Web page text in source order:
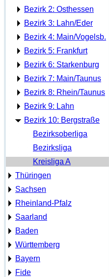
Bezirk 2: Osthessen
Bezirk 3: Lahn/Eder
Bezirk 4: Main/Vogelsb.
Bezirk 5: Frankfurt
Bezirk 6: Starkenburg
Bezirk 7: Main/Taunus
Bezirk 8: Rhein/Taunus
Bezirk 9: Lahn
Bezirk 10: Bergstraße
Bezirksoberliga
Bezirksliga
Kreisliga A
Thüringen
Sachsen
Rheinland-Pfalz
Saarland
Baden
Württemberg
Bayern
Fide